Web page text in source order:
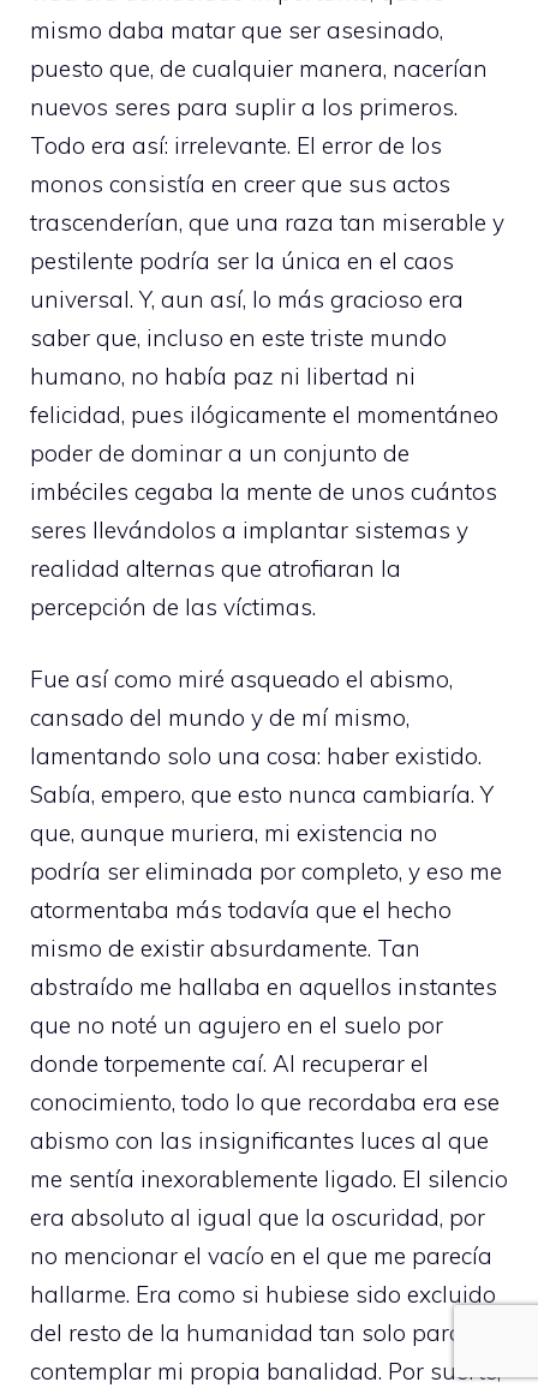
mismo daba matar que ser asesinado,
puesto que, de cualquier manera, nacerían
nuevos seres para suplir a los primeros.
Todo era así: irrelevante. El error de los
monos consistía en creer que sus actos
trascenderían, que una raza tan miserable y
pestilente podría ser la única en el caos
universal. Y, aun así, lo más gracioso era
saber que, incluso en este triste mundo
humano, no había paz ni libertad ni
felicidad, pues ilógicamente el momentáneo
poder de dominar a un conjunto de
imbéciles cegaba la mente de unos cuántos
seres llevándolos a implantar sistemas y
realidad alternas que atrofiaran la
percepción de las víctimas.
Fue así como miré asqueado el abismo,
cansado del mundo y de mí mismo,
lamentando solo una cosa: haber existido.
Sabía, empero, que esto nunca cambiaría. Y
que, aunque muriera, mi existencia no
podría ser eliminada por completo, y eso me
atormentaba más todavía que el hecho
mismo de existir absurdamente. Tan
abstraído me hallaba en aquellos instantes
que no noté un agujero en el suelo por
donde torpemente caí. Al recuperar el
conocimiento, todo lo que recordaba era ese
abismo con las insignificantes luces al que
me sentía inexorablemente ligado. El silencio
era absoluto al igual que la oscuridad, por
no mencionar el vacío en el que me parecía
hallarme. Era como si hubiese sido excluido
del resto de la humanidad tan solo para
contemplar mi propia banalidad. Por suerte,